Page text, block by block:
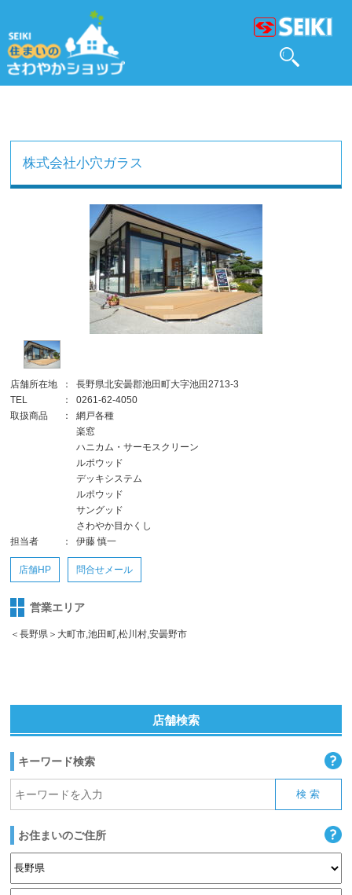
株式会社小穴ガラス
店舗所在地 ：
長野県北安曇郡池田町大字池田2713-3
TEL
：
0261-62-4050
取扱商品
：
網戸各種
楽窓
ハニカム・サーモスクリーン
ルポウッド
デッキシステム
ルポウッド
サングッド
さわやか目かくし
担当者
： 伊藤 慎一
店舗HP 問合せメール
営業エリア
＜長野県＞大町市,池田町,松川村,安曇野市
店舗検索
キーワード検索
お住まいのご住所